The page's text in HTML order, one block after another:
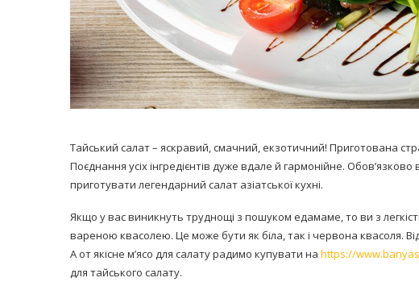
Тайський салат – яскравий, смачний, екзотичний! Приготована
Поєднання усіх інгредієнтів дуже вдале й гармонійне.
приготувати легендарний салат азіатської кухні.
Якщо у вас виникнуть труднощі з пошуком едамаме, то ви з
вареною квасолею. Це може бути як біла, так і червона квасоля.
А от якісне м’ясо для салату радимо купувати на https://
для тайського салату.
30/Січ/2021